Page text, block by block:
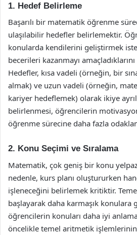
1. Hedef Belirleme
Başarılı bir matematik öğrenme
ulaşılabilir hedefler belirlemektir.
konularda kendilerini geliştirmek
becerileri kazanmayı
Hedefler, kısa vadeli (örneğin, bir
almak) ve uzun vadeli (örneğin,
kariyer hedeflemek) olarak ikiye
belirlenmesi, öğrencilerin
öğrenme sürecine daha fazla
2. Konu Seçimi ve Sıralama
Matematik, çok geniş bir konu
nedenle, kurs planı oluştururken
işleneceğini belirlemek kritiktir.
başlayarak daha karmaşık konulara
öğrencilerin konuları daha iyi
öncelikle temel aritmetik işlemlerinin